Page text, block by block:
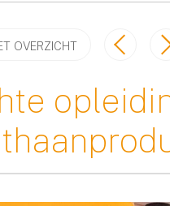
OVERZICHT